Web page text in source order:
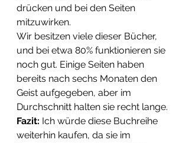
drücken und bei den Seiten
mitzuwirken.
Wir besitzen viele dieser Bücher,
und bei etwa 80% funktionieren sie
noch gut. Einige Seiten haben
bereits nach sechs Monaten den
Geist aufgegeben, aber im
Durchschnitt halten sie recht lange.
Fazit: Ich würde diese Buchreihe
weiterhin kaufen, da sie im